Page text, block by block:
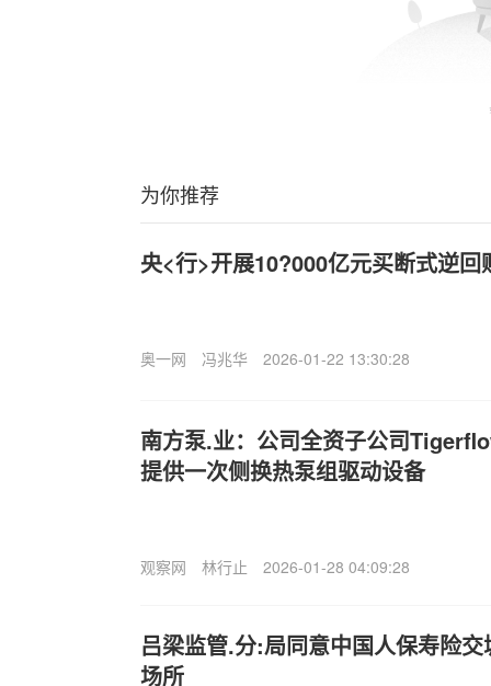
为你推荐
央<行>开展10?000亿元买断式逆回
奥一网 冯兆华 2026-01-22 13:30:28
南方泵.业：公司全资子公司
提供一次侧换热泵组驱动设备
观察网 林行止 2026-01-28 04:09:28
吕梁监管.分:局同意中国人保寿险
场所